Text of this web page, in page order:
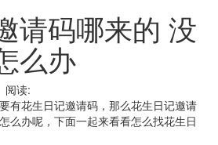
请码哪来的 没
么办
读:
有花生日记邀请码，那么花生日记邀请
么办呢，下面一起来看看怎么找花生日